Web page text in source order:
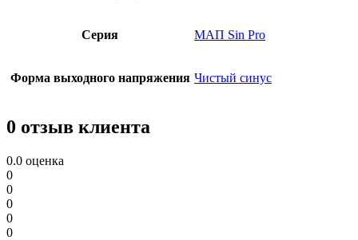
Серия МАП Sin Pro
Форма выходного напряжения Чистый синус
0 отзыв клиента
0.0 оценка
0
0
0
0
0